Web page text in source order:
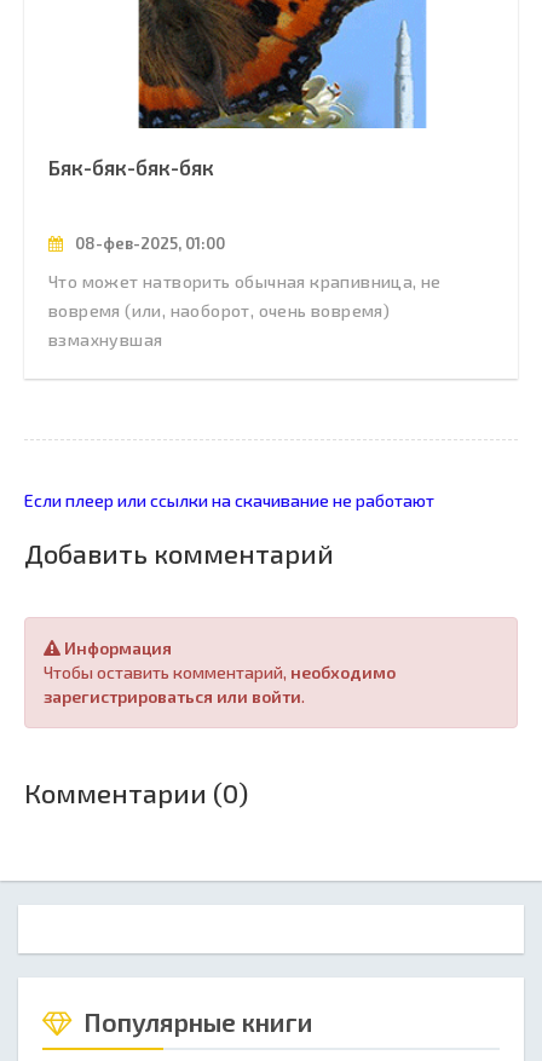
Бяк-бяк-бяк-бяк
08-фев-2025, 01:00
Что может натворить обычная крапивница, не
вовремя (или, наоборот, очень вовремя)
взмахнувшая
Если плеер или ссылки на скачивание не работают
Добавить комментарий
Информация
Чтобы оставить комментарий, необходимо
зарегистрироваться или войти.
Комментарии (0)
Популярные книги